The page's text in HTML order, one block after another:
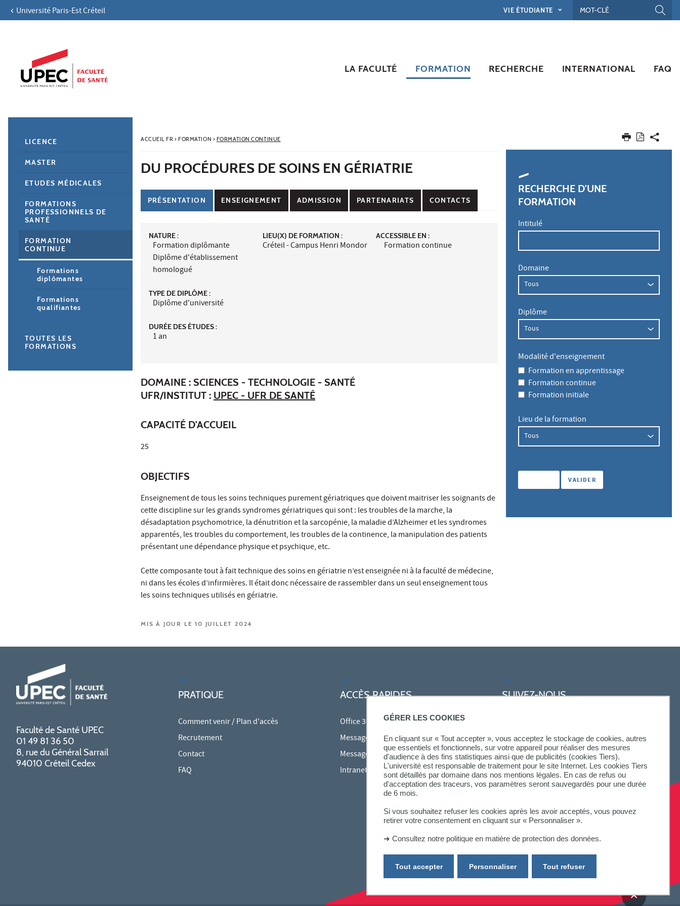
GÉRER LES COOKIES
En cliquant sur « Tout accepter », vous acceptez le stockage de cookies, autres
que essentiels et fonctionnels, sur votre appareil pour réaliser des mesures
d'audience à des fins statistiques ainsi que de publicités (cookies Tiers).
L'université est responsable de traitement pour le site Internet. Les cookies Tiers
sont détaillés par domaine dans nos mentions légales. En cas de refus ou
d'acceptation des traceurs, vos paramètres seront sauvegardés pour une durée
de 6 mois.
Si vous souhaitez refuser les cookies après les avoir acceptés, vous pouvez
retirer votre consentement en cliquant sur « Personnaliser ».
➜ Consultez notre politique en matière de protection des données.
Tout accepter Tout refuser
Personnaliser
Aller au contenu
Navigation secondaire
Université Paris-Est Créteil VIE ÉTUDIANTE
LA FACULTÉ FORMATION RECHERCHE INTERNATIONAL FAQ
ACCUEIL FR› FORMATION › FORMATION CONTINUE
DU PROCÉDURES DE SOINS EN GÉRIATRIE
PRÉSENTATION ENSEIGNEMENT ADMISSION PARTENARIATS CONTACTS
NATURE :
Formation diplômante
Diplôme d'établissement
homologué
TYPE DE DIPLÔME :
Diplôme d'université
DURÉE DES ÉTUDES :
1 an
LIEU(X) DE FORMATION :
Créteil - Campus Henri Mondor
ACCESSIBLE EN :
Formation continue
DOMAINE : SCIENCES - TECHNOLOGIE - SANTÉ
UFR/INSTITUT : UPEC - UFR DE SANTÉ
CAPACITÉ D'ACCUEIL
25
OBJECTIFS
Enseignement de tous les soins techniques purement gériatriques que doivent maitriser les soignants de
cette discipline sur les grands syndromes gériatriques qui sont : les troubles de la marche, la
désadaptation psychomotrice, la dénutrition et la sarcopénie, la maladie d’Alzheimer et les syndromes
apparentés, les troubles du comportement, les troubles de la continence, la manipulation des patients
présentant une dépendance physique et psychique, etc.
Cette composante tout à fait technique des soins en gériatrie n’est enseignée ni à la faculté de médecine,
ni dans les écoles d’infirmières. Il était donc nécessaire de rassembler dans un seul enseignement tous
les soins techniques utilisés en gériatrie.
MIS À JOUR LE 10 JUILLET 2024
RECHERCHE D'UNE
FORMATION
Intitulé
Domaine
Diplôme
Modalité d'enseignement
Formation en apprentissage
Formation continue
Formation initiale
Lieu de la formation
LICENCE
MASTER
ETUDES MÉDICALES
FORMATIONS
PROFESSIONNELS DE
SANTÉ
FORMATION
CONTINUE
Formations
diplômantes
Formations
qualifiantes
TOUTES LES
FORMATIONS
Faculté de Santé UPEC
01 49 81 36 50
8, rue du Général Sarrail
94010 Créteil Cedex
PRATIQUE
Comment venir / Plan d'accès
Recrutement
Contact
FAQ
ACCÈS RAPIDES
Office 365
Messagerie des personnels
Messagerie étudiante
Intranet des personnels
SUIVEZ-NOUS